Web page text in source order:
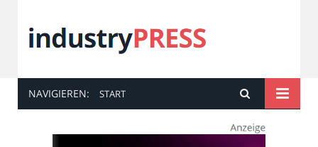
industryPRESS
NAVIGIEREN: START